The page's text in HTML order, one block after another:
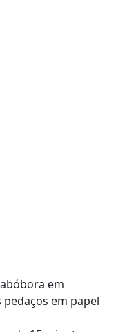
em
em papel